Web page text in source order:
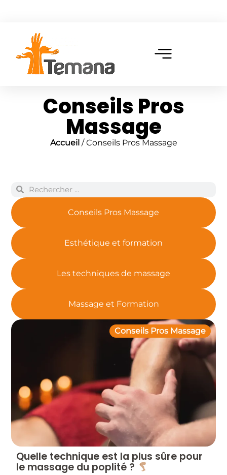
Conseils Pros
Massage
Accueil/ Conseils Pros Massage
Conseils Pros Massage
Esthétique et formation
Les techniques de massage
Massage et Formation
Conseils Pros Massage
Quelle technique est la plus sûre pour
le massage du poplité ?